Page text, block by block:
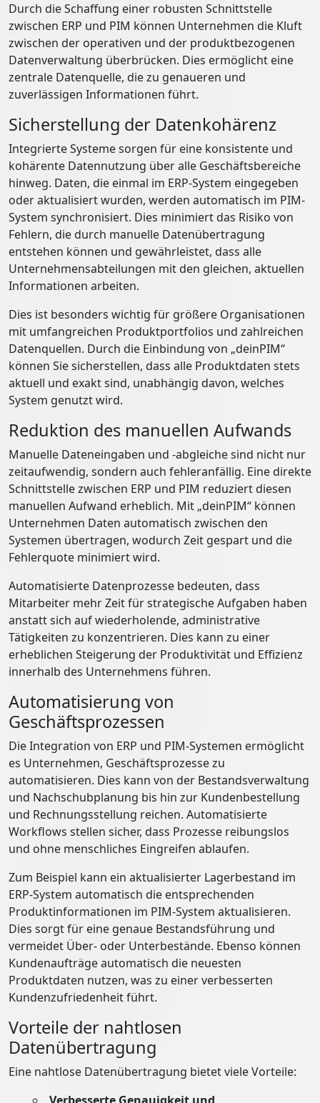
Durch die Schaffung einer robusten Schnittstelle
zwischen ERP und PIM können Unternehmen die Kluft
zwischen der operativen und der produktbezogenen
Datenverwaltung überbrücken. Dies ermöglicht eine
zentrale Datenquelle, die zu genaueren und
zuverlässigen Informationen führt.
Sicherstellung der Datenkohärenz
Integrierte Systeme sorgen für eine konsistente und
kohärente Datennutzung über alle Geschäftsbereiche
hinweg. Daten, die einmal im ERP-System eingegeben
oder aktualisiert wurden, werden automatisch im PIM-
System synchronisiert. Dies minimiert das Risiko von
Fehlern, die durch manuelle Datenübertragung
entstehen können und gewährleistet, dass alle
Unternehmensabteilungen mit den gleichen, aktuellen
Informationen arbeiten.
Dies ist besonders wichtig für größere Organisationen
mit umfangreichen Produktportfolios und zahlreichen
Datenquellen. Durch die Einbindung von „deinPIM“
können Sie sicherstellen, dass alle Produktdaten stets
aktuell und exakt sind, unabhängig davon, welches
System genutzt wird.
Reduktion des manuellen Aufwands
Manuelle Dateneingaben und -abgleiche sind nicht nur
zeitaufwendig, sondern auch fehleranfällig. Eine direkte
Schnittstelle zwischen ERP und PIM reduziert diesen
manuellen Aufwand erheblich. Mit „deinPIM“ können
Unternehmen Daten automatisch zwischen den
Systemen übertragen, wodurch Zeit gespart und die
Fehlerquote minimiert wird.
Automatisierte Datenprozesse bedeuten, dass
Mitarbeiter mehr Zeit für strategische Aufgaben haben
anstatt sich auf wiederholende, administrative
Tätigkeiten zu konzentrieren. Dies kann zu einer
erheblichen Steigerung der Produktivität und Effizienz
innerhalb des Unternehmens führen.
Automatisierung von
Geschäftsprozessen
Die Integration von ERP und PIM-Systemen ermöglicht
es Unternehmen, Geschäftsprozesse zu
automatisieren. Dies kann von der Bestandsverwaltung
und Nachschubplanung bis hin zur Kundenbestellung
und Rechnungsstellung reichen. Automatisierte
Workflows stellen sicher, dass Prozesse reibungslos
und ohne menschliches Eingreifen ablaufen.
Zum Beispiel kann ein aktualisierter Lagerbestand im
ERP-System automatisch die entsprechenden
Produktinformationen im PIM-System aktualisieren.
Dies sorgt für eine genaue Bestandsführung und
vermeidet Über- oder Unterbestände. Ebenso können
Kundenaufträge automatisch die neuesten
Produktdaten nutzen, was zu einer verbesserten
Kundenzufriedenheit führt.
Vorteile der nahtlosen
Datenübertragung
Eine nahtlose Datenübertragung bietet viele Vorteile: